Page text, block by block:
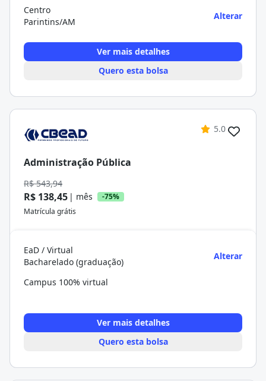
Centro
Parintins/AM
Alterar
Ver mais detalhes
Quero esta bolsa
5.0
Administração Pública
R$ 543,94
R$ 138,45 | mês
-75%
Matrícula grátis
EaD / Virtual
Bacharelado (graduação)
Alterar
Campus 100% virtual
Ver mais detalhes
Quero esta bolsa